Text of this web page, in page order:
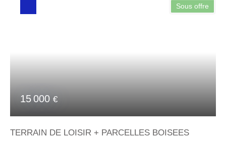
boisé. C 700 LA CARRERASSA SUD 13 670 m² d'une superficie
de 13 670 m² terrain boisé, Les terrains sont en zone naturelle.
15 000 €
Sous offre
TERRAIN DE LOISIR + PARCELLES BOISEES